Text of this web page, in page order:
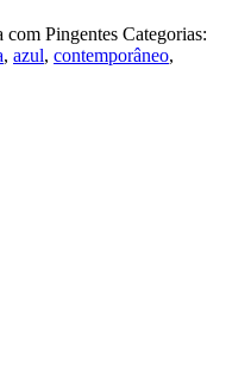
com Pingentes Categorias:
, azul, contemporâneo,